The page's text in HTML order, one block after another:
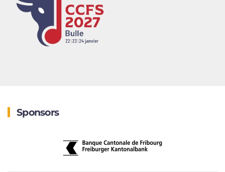
Sponsors